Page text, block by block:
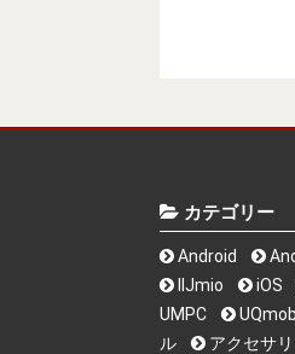
カテゴリー
Android
IIJmio
iOS
UMPC
ル
アクセサ